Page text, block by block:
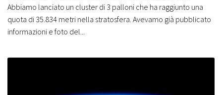
Abbiamo lanciato un cluster di 3 palloni che ha raggiunto una
quota di 35.834 metri nella stratosfera. Avevamo già pubblicato
informazioni e foto del...